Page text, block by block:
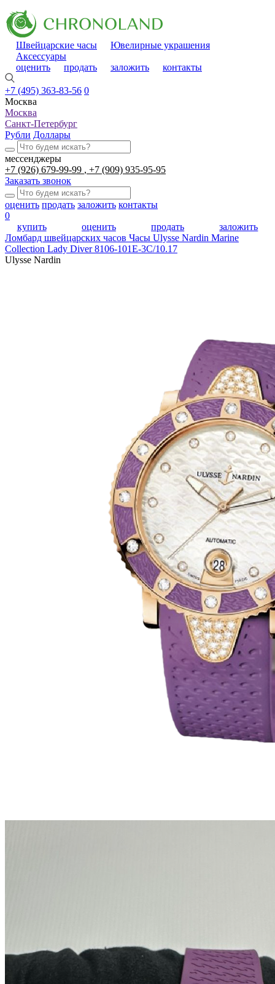
Швейцарские часы
Ювелирные украшения
Аксессуары
оценить
продать заложить контакты
+7 (495) 363-83-56 0
Москва
Москва
Санкт-Петербург
Рубли Доллары
мессенджеры
+7 (926) 679-99-99
+7 (909) 935-95-95
Заказать звонок
оценить продать заложить контакты
0
купить
оценить продать
заложить
Ломбард швейцарских часов Часы Ulysse Nardin Marine
Collection Lady Diver 8106-101E-3C/10.17
Ulysse Nardin